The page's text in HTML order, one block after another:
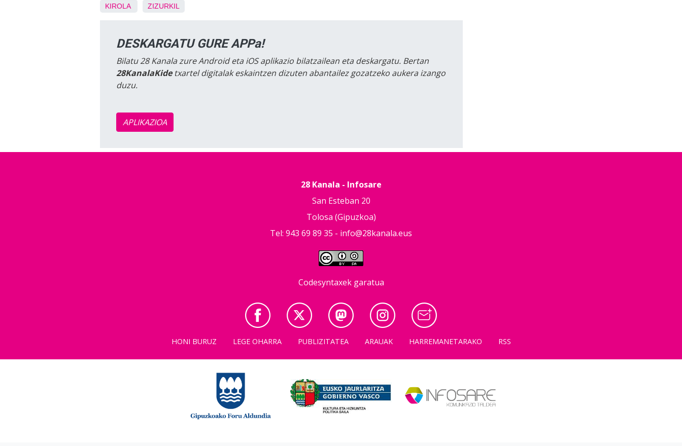
KIROLA ZIZURKIL
DESKARGATU GURE APPa!
Bilatu 28 Kanala zure Android eta iOS aplikazio bilatzailean eta deskargatu. Bertan
28KanalaKidetxartel digitalak eskaintzen dizuten abantailez gozatzeko aukera izango
duzu.
APLIKAZIOA
28 Kanala - Infosare
San Esteban 20
Tolosa (Gipuzkoa)
Tel: 943 69 89 35 - info@28kanala.eus
Codesyntaxek garatua
HONI BURUZ LEGE OHARRA PUBLIZITATEA ARAUAK HARREMANETARAKO RSS